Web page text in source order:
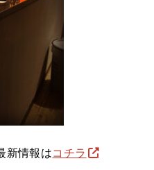
新情報はコチラ